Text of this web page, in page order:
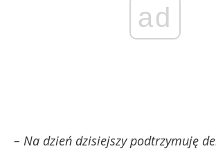
ad
– Na dzień dzisiejszy podtrzymuję